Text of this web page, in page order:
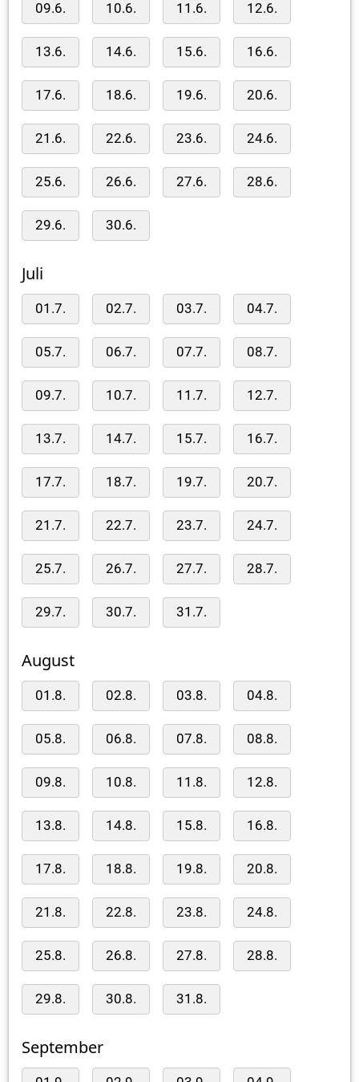
09.6. 10.6. 11.6. 12.6.
13.6. 14.6. 15.6. 16.6.
17.6. 18.6. 19.6. 20.6.
21.6. 22.6. 23.6. 24.6.
25.6. 26.6. 27.6. 28.6.
29.6. 30.6.
Juli
01.7. 02.7. 03.7. 04.7.
05.7. 06.7. 07.7. 08.7.
09.7. 10.7. 11.7. 12.7.
13.7. 14.7. 15.7. 16.7.
17.7. 18.7. 19.7. 20.7.
21.7. 22.7. 23.7. 24.7.
25.7. 26.7. 27.7. 28.7.
29.7. 30.7. 31.7.
August
01.8. 02.8. 03.8. 04.8.
05.8. 06.8. 07.8. 08.8.
09.8. 10.8. 11.8. 12.8.
13.8. 14.8. 15.8. 16.8.
17.8. 18.8. 19.8. 20.8.
21.8. 22.8. 23.8. 24.8.
25.8. 26.8. 27.8. 28.8.
29.8. 30.8. 31.8.
September